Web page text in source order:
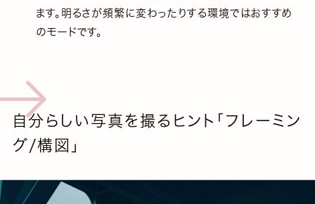
ます。明るさが頻繁に変わったりする環境ではおすすめ
のモードです。
自分らしい写真を撮るヒント「フレーミン
グ/構図」